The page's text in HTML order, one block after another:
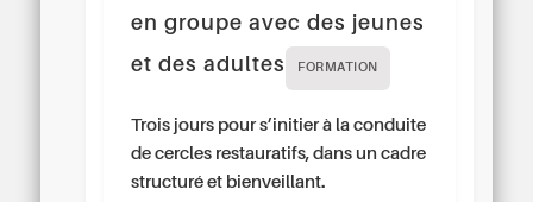
en groupe avec des jeunes
et des adultes
FORMATION
Trois jours pour s’initier à la conduite
de cercles restauratifs, dans un cadre
structuré et bienveillant.